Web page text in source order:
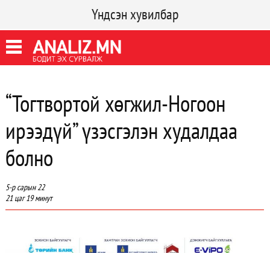
Үндсэн хувилбар
“Тогтвортой хөгжил-Ногоон
ирээдүй” үзэсгэлэн худалдаа
болно
5-р сарын 22
21 цаг 19 минут